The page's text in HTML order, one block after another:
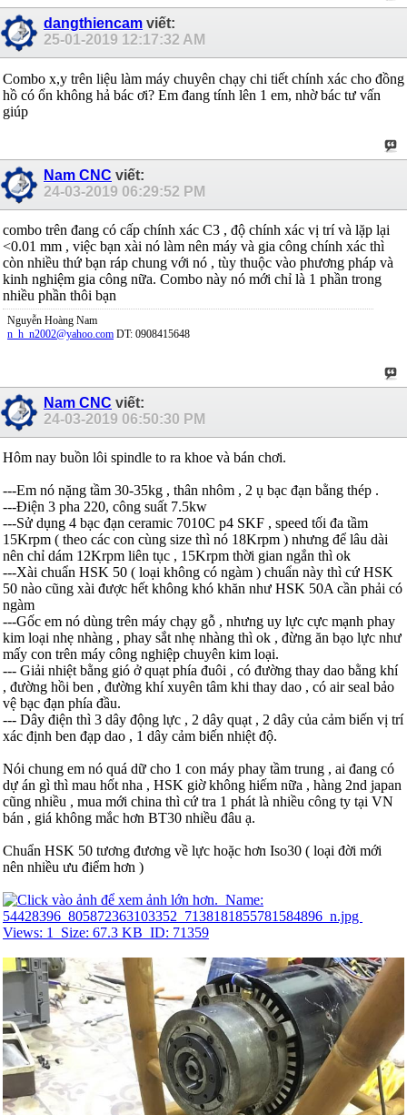
dangthiencam viết:
25-01-2019 12:17:32 AM
Combo x,y trên liệu làm máy chuyên chạy chi tiết chính xác cho đồng
hồ có ổn không hả bác ơi? Em đang tính lên 1 em, nhờ bác tư vấn
giúp
Nam CNC viết:
24-03-2019 06:29:52 PM
combo trên đang có cấp chính xác C3 , độ chính xác vị trí và lặp lại
<0.01 mm , việc bạn xài nó làm nên máy và gia công chính xác thì
còn nhiều thứ bạn ráp chung với nó , tùy thuộc vào phương pháp và
kinh nghiệm gia công nữa. Combo này nó mới chỉ là 1 phần trong
nhiều phần thôi bạn
Nguyễn Hoàng Nam
n_h_n2002@yahoo.com DT: 0908415648
Nam CNC viết:
24-03-2019 06:50:30 PM
Hôm nay buồn lôi spindle to ra khoe và bán chơi.
---Em nó nặng tầm 30-35kg , thân nhôm , 2 ụ bạc đạn bằng thép .
---Điện 3 pha 220, công suất 7.5kw
---Sử dụng 4 bạc đạn ceramic 7010C p4 SKF , speed tối đa tầm
15Krpm ( theo các con cùng size thì nó 18Krpm ) nhưng để lâu dài
nên chỉ dám 12Krpm liên tục , 15Krpm thời gian ngắn thì ok
---Xài chuẩn HSK 50 ( loại không có ngàm ) chuẩn này thì cứ HSK
50 nào cũng xài được hết không khó khăn như HSK 50A cần phải có
ngàm
---Gốc em nó dùng trên máy chạy gỗ , nhưng uy lực cực mạnh phay
kim loại nhẹ nhàng , phay sắt nhẹ nhàng thì ok , đừng ăn bạo lực như
mấy con trên máy công nghiệp chuyên kim loại.
--- Giải nhiệt bằng gió ở quạt phía đuôi , có đường thay dao bằng khí
, đường hồi ben , đường khí xuyên tâm khi thay dao , có air seal bảo
vệ bạc đạn phía đầu.
--- Dây điện thì 3 dây động lực , 2 dây quạt , 2 dây của cảm biến vị trí
xác định ben đạp dao , 1 dây cảm biến nhiệt độ.
Nói chung em nó quá dữ cho 1 con máy phay tầm trung , ai đang có
dự án gì thì mau hốt nha , HSK giờ không hiếm nữa , hàng 2nd japan
cũng nhiều , mua mới china thì cứ tra 1 phát là nhiều công ty tại VN
bán , giá không mắc hơn BT30 nhiều đâu ạ.
Chuẩn HSK 50 tương đương về lực hoặc hơn Iso30 ( loại đời mới
nên nhiều ưu điểm hơn )